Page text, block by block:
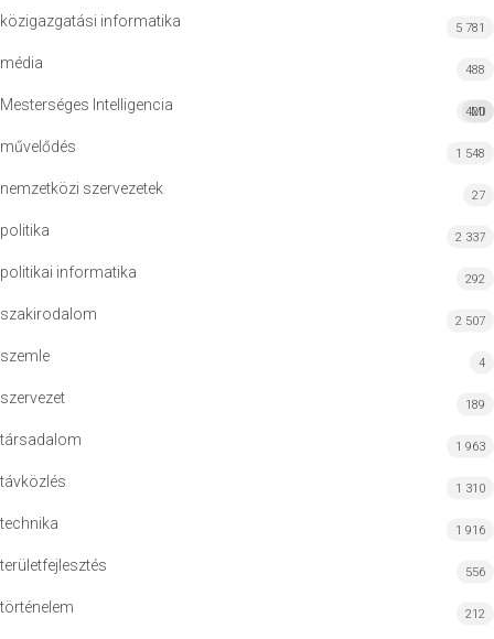
közigazgatási informatika 5 781
média 488
Mesterséges Intelligencia MI
420
művelődés 1 548
nemzetközi szervezetek 27
politika 2 337
politikai informatika 292
szakirodalom 2 507
szemle 4
szervezet 189
társadalom 1 963
távközlés 1 310
technika 1 916
területfejlesztés 556
történelem 212